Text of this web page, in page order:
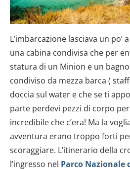
L’imbarcazione lasciava un po’
una cabina condivisa che per
statura di un Minion e un
condiviso da mezza barca (
doccia sul water e che se ti
parte perdevi pezzi di corpo
incredibile che c’era! Ma la
avventura erano troppo forti
scoraggiare. L’itinerario della
l’ingresso nel Parco Nazionale